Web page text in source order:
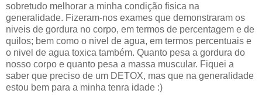
sobretudo melhorar a minha condição fisica na
generalidade. Fizeram-nos exames que demonstraram os
niveis de gordura no corpo, em termos de percentagem e de
quilos; bem como o nivel de agua, em termos percentuais e
o nivel de agua toxica também. Quanto pesa a gordura do
nosso corpo e quanto pesa a massa muscular. Fiquei a
saber que preciso de um DETOX, mas que na generalidade
estou bem para a minha tenra idade :)